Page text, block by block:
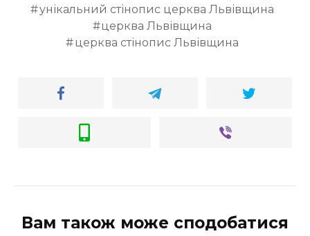
унікальний стінопис церква Львівщина
церква Львівщина
церква стінопис Львівщина
Вам також може сподобатися